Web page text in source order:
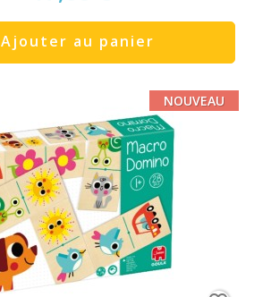
Ajouter au panier
NOUVEAU